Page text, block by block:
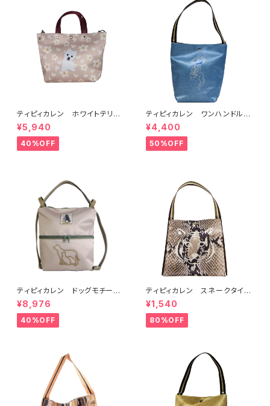
ティピィカレン ホワイトテリア
2WAYミニトートバッグ
¥5,940
40%OFF
ティピィカレン ワンハンドルバ
ードブルーグリッター2WAYバゲ
ットバッグ
¥4,400
50%OFF
ティピィカレン ドッグモチーフ
2WAYショルダーリュック
¥8,976
40%OFF
ティピィカレン スネークタイガ
ー2ＷＡＹワンハンドルミニバッ
グ
¥1,540
80%OFF